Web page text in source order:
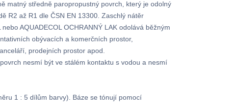
matný středně paropropustný povrch, který je odolný
R2 až R1 dle ČSN EN 13300. Zaschlý nátěr
AQUADECOL OCHRANNÝ LAK odolává běžným
obývacích a komerčních prostor,
prodejních prostor apod.
nesmí být ve stálém kontaktu s vodou a nesmí
1 : 5 dílům barvy). Báze se tónují pomocí